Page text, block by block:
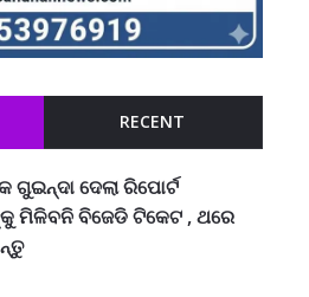
RECENT
ଗୁଇନ୍ଦା ଦେଲା ରିପୋର୍ଟ
ମିଳିବନି ବିଜେଡି ଟିକେଟ , ଥରେ